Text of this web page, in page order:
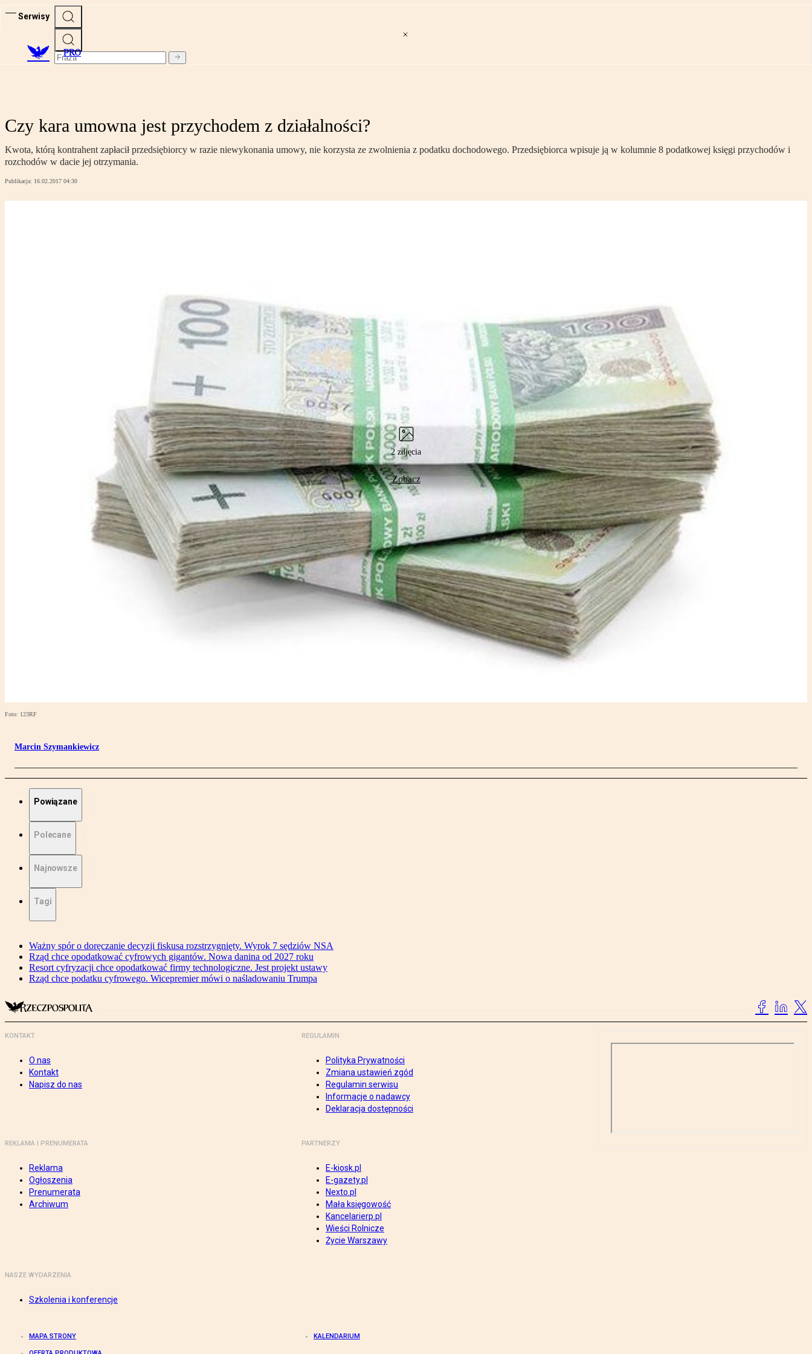
Serwisy
PRO
Czy kara umowna jest przychodem z działalności?
Kwota, którą kontrahent zapłacił przedsiębiorcy w razie niewykonania umowy, nie korzysta ze zwolnienia z podatku dochodowego. Przedsiębiorca wpisuje ją w kolumnie 8 podatkowej księgi przychodów i
rozchodów w dacie jej otrzymania.
Publikacja: 16.02.2017 04:30
2 zdjęcia
Zobacz
Foto: 123RF
Marcin Szymankiewicz
Powiązane
Polecane
Najnowsze
Tagi
Ważny spór o doręczanie decyzji fiskusa rozstrzygnięty. Wyrok 7 sędziów NSA
Rząd chce opodatkować cyfrowych gigantów. Nowa danina od 2027 roku
Resort cyfryzacji chce opodatkować firmy technologiczne. Jest projekt ustawy
Rząd chce podatku cyfrowego. Wicepremier mówi o naśladowaniu Trumpa
KONTAKT
O nas
Kontakt
Napisz do nas
REGULAMIN
Polityka Prywatności
Zmiana ustawień zgód
Regulamin serwisu
Informacje o nadawcy
Deklaracja dostępności
REKLAMA I PRENUMERATA
Reklama
Ogłoszenia
Prenumerata
Archiwum
PARTNERZY
E-kiosk.pl
E-gazety.pl
Nexto.pl
Mała księgowość
Kancelarierp.pl
Wieści Rolnicze
Życie Warszawy
NASZE WYDARZENIA
Szkolenia i konferencje
MAPA STRONY KALENDARIUM